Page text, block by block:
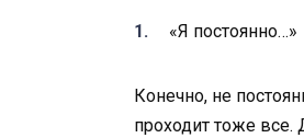
«Я постоянно…»
Конечно, не
проходит тоже